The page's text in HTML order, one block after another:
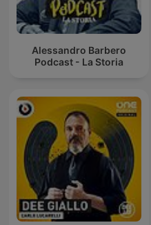
Alessandro Barbero
Podcast - La Storia